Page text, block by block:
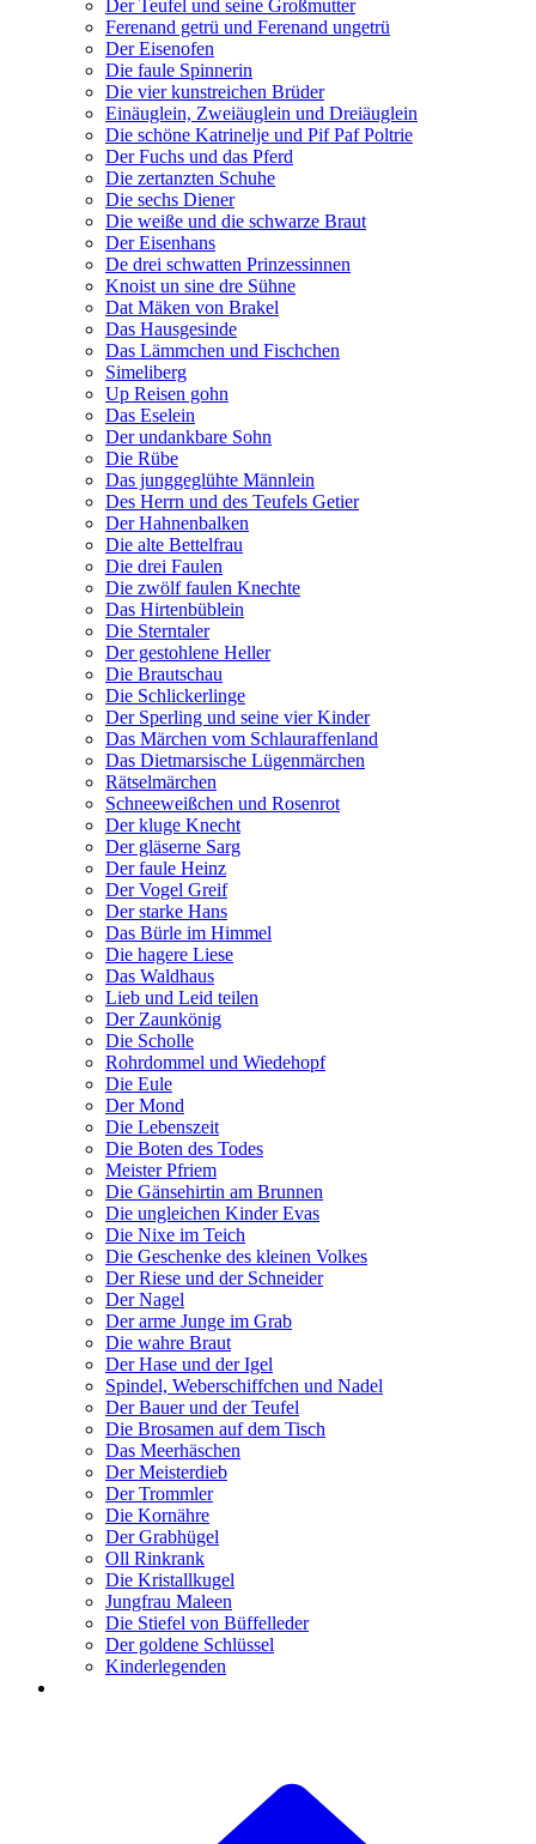
Der Teufel und seine Großmutter
Ferenand getrü und Ferenand ungetrü
Der Eisenofen
Die faule Spinnerin
Die vier kunstreichen Brüder
Einäuglein, Zweiäuglein und Dreiäuglein
Die schöne Katrinelje und Pif Paf Poltrie
Der Fuchs und das Pferd
Die zertanzten Schuhe
Die sechs Diener
Die weiße und die schwarze Braut
Der Eisenhans
De drei schwatten Prinzessinnen
Knoist un sine dre Sühne
Dat Mäken von Brakel
Das Hausgesinde
Das Lämmchen und Fischchen
Simeliberg
Up Reisen gohn
Das Eselein
Der undankbare Sohn
Die Rübe
Das junggeglühte Männlein
Des Herrn und des Teufels Getier
Der Hahnenbalken
Die alte Bettelfrau
Die drei Faulen
Die zwölf faulen Knechte
Das Hirtenbüblein
Die Sterntaler
Der gestohlene Heller
Die Brautschau
Die Schlickerlinge
Der Sperling und seine vier Kinder
Das Märchen vom Schlauraffenland
Das Dietmarsische Lügenmärchen
Rätselmärchen
Schneeweißchen und Rosenrot
Der kluge Knecht
Der gläserne Sarg
Der faule Heinz
Der Vogel Greif
Der starke Hans
Das Bürle im Himmel
Die hagere Liese
Das Waldhaus
Lieb und Leid teilen
Der Zaunkönig
Die Scholle
Rohrdommel und Wiedehopf
Die Eule
Der Mond
Die Lebenszeit
Die Boten des Todes
Meister Pfriem
Die Gänsehirtin am Brunnen
Die ungleichen Kinder Evas
Die Nixe im Teich
Die Geschenke des kleinen Volkes
Der Riese und der Schneider
Der Nagel
Der arme Junge im Grab
Die wahre Braut
Der Hase und der Igel
Spindel, Weberschiffchen und Nadel
Der Bauer und der Teufel
Die Brosamen auf dem Tisch
Das Meerhäschen
Der Meisterdieb
Der Trommler
Die Kornähre
Der Grabhügel
Oll Rinkrank
Die Kristallkugel
Jungfrau Maleen
Die Stiefel von Büffelleder
Der goldene Schlüssel
Kinderlegenden